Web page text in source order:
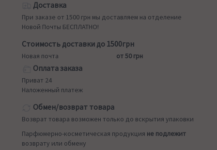
Доставка
При заказе от 1500 грн мы доставляем на отделение
Новой Почты БЕСПЛАТНО!
Стоимость доставки до 1500грн
Новая почта от 50 грн
Оплата заказа
Приват 24
Наложенный платеж
Обмен/возврат товара
Возврат товара возможен только до вскрытия упаковки
Парфюмерно-косметическая продукция не подлежит
возврату или обмену